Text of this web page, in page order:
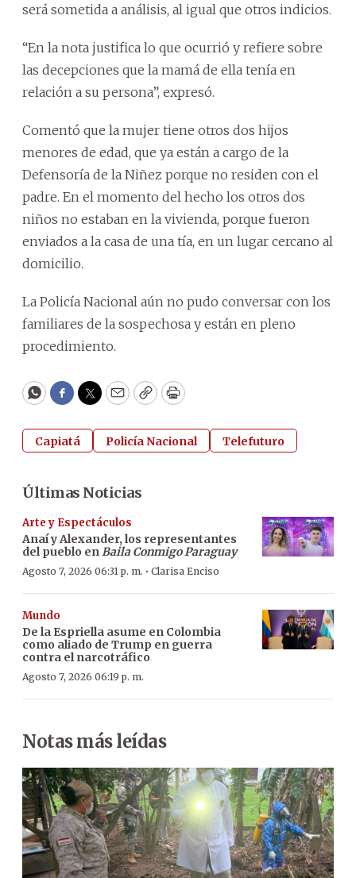
será sometida a análisis, al igual que otros indicios.
“En la nota justifica lo que ocurrió y refiere sobre
las decepciones que la mamá de ella tenía en
relación a su persona”, expresó.
Comentó que la mujer tiene otros dos hijos
menores de edad, que ya están a cargo de la
Defensoría de la Niñez porque no residen con el
padre. En el momento del hecho los otros dos
niños no estaban en la vivienda, porque fueron
enviados a la casa de una tía, en un lugar cercano al
domicilio.
La Policía Nacional aún no pudo conversar con los
familiares de la sospechosa y están en pleno
procedimiento.
WhatsApp
Facebook
Twitter
EmailCopyPrint
Capiatá Policía Nacional Telefuturo
Últimas Noticias
Arte y Espectáculos
Anaí y Alexander, los representantes
del pueblo enBaila Conmigo Paraguay
Agosto 7, 2026 06:31 p. m. · Clarisa Enciso
Mundo
De la Espriella asume en Colombia
como aliado de Trump en guerra
contra el narcotráfico
Agosto 7, 2026 06:19 p. m.
Notas más leídas